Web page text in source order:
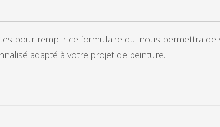
pour remplir ce formulaire qui nous permettra de
adapté à votre projet de peinture.